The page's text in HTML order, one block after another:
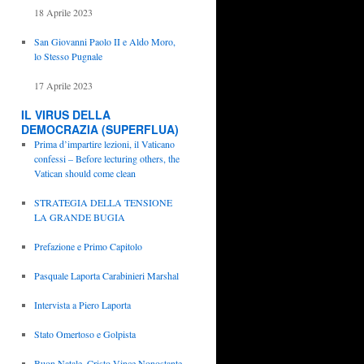
18 Aprile 2023
San Giovanni Paolo II e Aldo Moro,
lo Stesso Pugnale
17 Aprile 2023
IL VIRUS DELLA
DEMOCRAZIA (SUPERFLUA)
Prima d’impartire lezioni, il Vaticano
confessi – Before lecturing others, the
Vatican should come clean
STRATEGIA DELLA TENSIONE
LA GRANDE BUGIA
Prefazione e Primo Capitolo
Pasquale Laporta Carabinieri Marshal
Intervista a Piero Laporta
Stato Omertoso e Golpista